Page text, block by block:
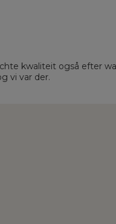
kwaliteit også efter
vi var der.